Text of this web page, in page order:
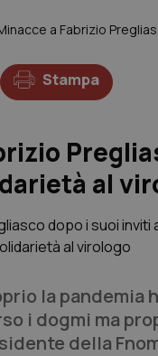
a Fabrizio
Stampa
al
la
i dogmi ma
della